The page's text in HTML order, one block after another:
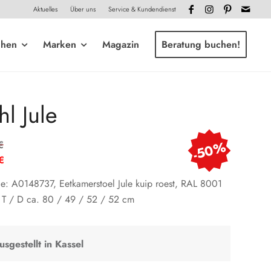
Aktuelles Über uns Service & Kundendienst
Marken Magazin Beratung buchen!
Jule
Ursprünglicher
Preis
69,99 €
-50%
A0148737, Eetkamerstoel Jule kuip roest, RAL 8001
/ D ca. 80 / 49 / 52 / 52 cm
in Kassel